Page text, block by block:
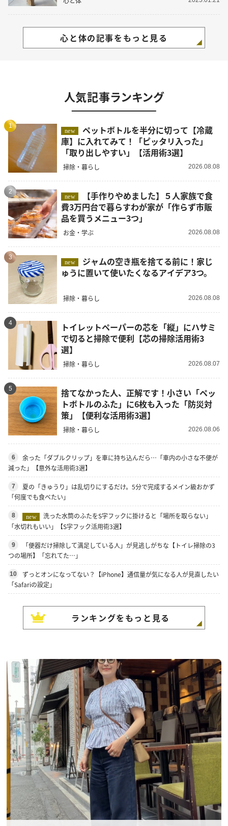
心と体の記事をもっと見る
人気記事ランキング
1
new
ペットボトルを半分に切って【冷蔵
庫】に入れてみて！「ピッタリ入った」
「取り出しやすい」【活用術3選】
掃除・暮らし 2026.08.08
2
new
費3万円台で暮らすわが家が「作らず市販
品を買うメニュー3つ」
お金・学ぶ 2026.08.08
3
new
ゅうに置いて使いたくなるアイデア3つ。
掃除・暮らし 2026.08.08
4
トイレットペーパーの芯を「縦」にハサミ
で切ると掃除で便利【芯の掃除活用術3
選】
掃除・暮らし 2026.08.07
5
捨てなかった人、正解です！小さい「ペッ
トボトルのふた」に6枚も入った「防災対
策」【便利な活用術3選】
掃除・暮らし 2026.08.06
6
余った「ダブルクリップ」を車に持ち込んだら…「車内の小さな不便が
減った」【意外な活用術3選】
7
夏の「きゅうり」は乱切りにするだけ。5分で完成するメイン級おかず
「何度でも食べたい」
8 new
洗った水筒のふたをS字フックに掛けると「場所を取らない」
「水切れもいい」【S字フック活用術3選】
9
「便器だけ掃除して満足している人」が見逃しがちな【トイレ掃除の3
つの場所】「忘れてた…」
10
ずっとオンになってない？【iPhone】通信量が気になる人が見直したい
「Safariの設定」
ランキングをもっと見る